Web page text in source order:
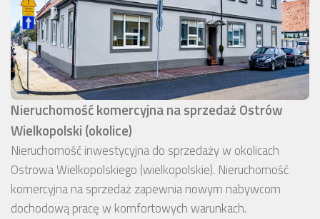
Nieruchomość komercyjna na sprzedaż Ostrów
Wielkopolski (okolice)
Nieruchomość inwestycyjna do sprzedaży w okolicach
Ostrowa Wielkopolskiego (wielkopolskie). Nieruchomość
komercyjna na sprzedaż zapewnia nowym nabywcom
dochodową pracę w komfortowych warunkach.